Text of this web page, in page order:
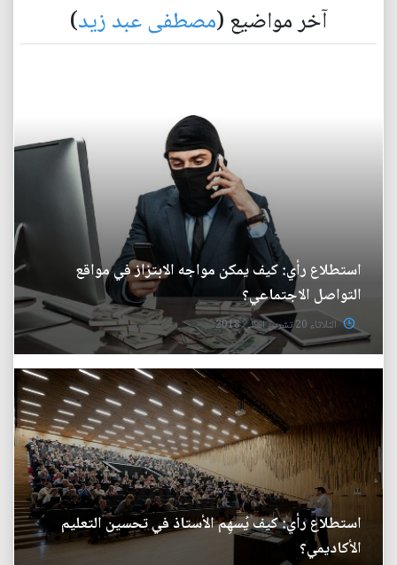
آخر مواضيع (مصطفى عبد زيد)
استطلاع رأي: كيف يمكن مواجه الابتزاز في مواقع
التواصل الاجتماعي؟
الثلاثاء 20 تشرين الثاني 2018
استطلاع رأي: كيف يُسهِم الأستاذ في تحسين التعليم
الأكاديمي؟